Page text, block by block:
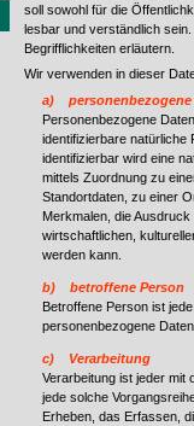
soll sowohl für die
lesbar und verständlich
Begrifflichkeiten erläutern.
Wir verwenden in dieser
a) personenbezogene
Personenbezogene
identifizierbare natürliche
identifizierbar wird eine
mittels Zuordnung zu
Standortdaten, zu einer
Merkmalen, die
wirtschaftlichen,
werden kann.
b) betroffene Person
Betroffene Person ist
personenbezogene
c) Verarbeitung
Verarbeitung ist jeder mit
jede solche
Erheben, das Erfassen,